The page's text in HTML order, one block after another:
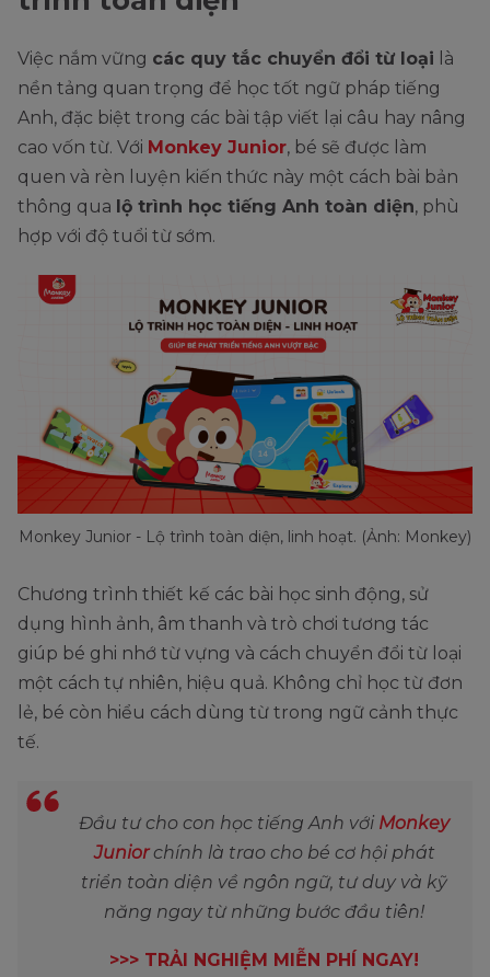
connection
connect connective
connectively
conclusion
conclude conclusive
conclusively
day
daily
daily
death
die
dead
danger
endanger dangerous
dangerously
dark
darken
division
decision
decide decisive
decisively
define definite
destruction
destroy destructive
destructively
devotion
devote devotional
devotionally
derivation
derive derivative
ego
egoistic
end
end endless
endlessly
Việc nắm vững các quy tắc chuyển đổi từ loại là
nền tảng quan trọng để học tốt ngữ pháp tiếng
Anh, đặc biệt trong các bài tập viết lại câu hay nâng
cao vốn từ. Với Monkey Junior, bé sẽ được làm
quen và rèn luyện kiến thức này một cách bài bản
thông qua lộ trình học tiếng Anh toàn diện, phù
hợp với độ tuổi từ sớm.
Monkey Junior - Lộ trình toàn diện, linh hoạt. (Ảnh: Monkey)
Chương trình thiết kế các bài học sinh động, sử
dụng hình ảnh, âm thanh và trò chơi tương tác
giúp bé ghi nhớ từ vựng và cách chuyển đổi từ loại
một cách tự nhiên, hiệu quả. Không chỉ học từ đơn
lẻ, bé còn hiểu cách dùng từ trong ngữ cảnh thực
tế.
Đầu tư cho con học tiếng Anh với Monkey
Juniorchính là trao cho bé cơ hội phát
triển toàn diện về ngôn ngữ, tư duy và kỹ
năng ngay từ những bước đầu tiên!
>>> TRẢI NGHIỆM MIỄN PHÍ NGAY!